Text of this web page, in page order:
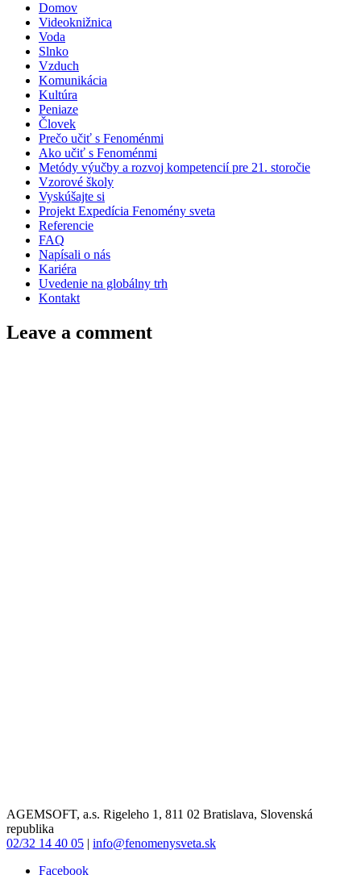
Domov
Videoknižnica
Voda
Slnko
Vzduch
Komunikácia
Kultúra
Peniaze
Človek
Prečo učiť s Fenoménmi
Ako učiť s Fenoménmi
Metódy výučby a rozvoj kompetencií pre 21. storočie
Vzorové školy
Vyskúšajte si
Projekt Expedícia Fenomény sveta
Referencie
FAQ
Napísali o nás
Kariéra
Uvedenie na globálny trh
Kontakt
Leave a comment
AGEMSOFT, a.s. Rigeleho 1, 811 02 Bratislava, Slovenská
republika
02/32 14 40 05 | info@fenomenysveta.sk
Facebook